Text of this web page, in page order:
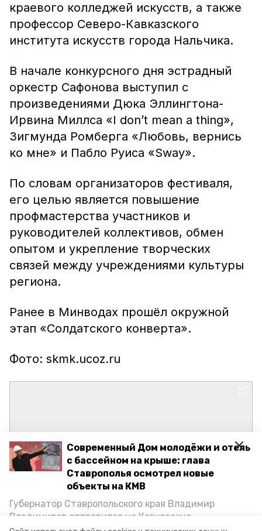
Современный Дом молодёжи и отель
с бассейном на крыше: глава
Ставрополья осмотрел новые
объекты на КМВ
Губернатор Ставропольского края Владимир
Владимиров отправился на Кавказские
краевого колледжей искусств, а также
профессор Северо-Кавказского
института искусств города Нальчика.
В начале конкурсного дня эстрадный
оркестр Сафонова выступил с
произведениями Дюка Эллингтона-
Ирвина Миллса «I don’t mean a thing»,
Зигмунда Ромберга «Любовь, вернись
ко мне» и Пабло Руиса «Sway».
По словам организаторов фестиваля,
его целью является повышение
профмастерства участников и
руководителей коллективов, обмен
опытом и укрепление творческих
связей между учреждениями культуры
региона.
Ранее в Минводах прошёл окружной
этап «Солдатского конверта».
Фото: skmk.ucoz.ru